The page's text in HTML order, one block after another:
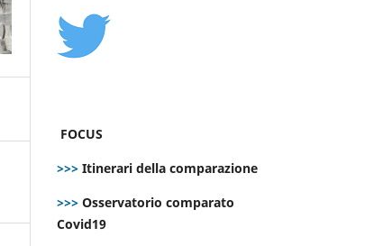
FOCUS
>>> Itinerari della comparazione
>>> Osservatorio comparato
Covid19